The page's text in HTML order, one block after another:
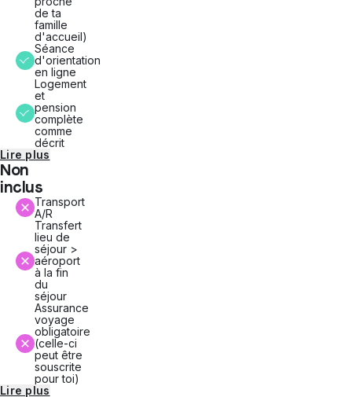
de ta
famille
d'accueil)
Séance
d'orientation
en ligne
Logement
et
pension
complète
comme
décrit
Lire plus
Non
inclus
Transport
A/R
Transfert
lieu de
séjour >
aéroport
à la fin
du
séjour
Assurance
voyage
obligatoire
(celle-ci
peut être
souscrite
pour toi)
Lire plus